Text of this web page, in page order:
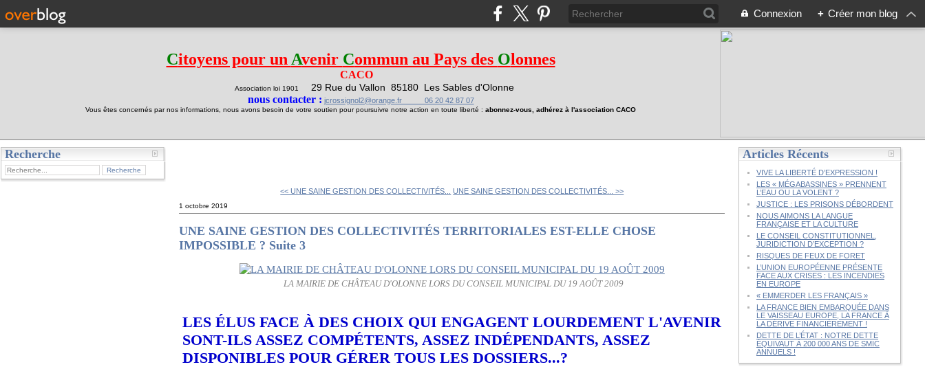
Connexion + Créer mon blog
Citoyens pour un Avenir Commun au Pays des Olonnes
CACO
Association loi 1901 29 Rue du Vallon 85180 Les Sables d'Olonne
nous contacter : jcrossignol2@orange.fr 06 20 42 87 07
Vous êtes concernés par nos informations, nous avons besoin de votre soutien pour poursuivre notre action en toute liberté : abonnez-vous, adhérez à l'association CACO
Recherche
<< UNE SAINE GESTION DES COLLECTIVITÉS... UNE SAINE GESTION DES COLLECTIVITÉS... >>
1 octobre 2019
UNE SAINE GESTION DES COLLECTIVITÉS TERRITORIALES EST-ELLE CHOSE
IMPOSSIBLE ? Suite 3
LA MAIRIE DE CHÂTEAU D'OLONNE LORS DU CONSEIL MUNICIPAL DU 19 AOÛT 2009
LES ÉLUS FACE À DES CHOIX QUI ENGAGENT LOURDEMENT L'AVENIR
SONT-ILS ASSEZ COMPÉTENTS, ASSEZ INDÉPENDANTS, ASSEZ
DISPONIBLES POUR GÉRER TOUS LES DOSSIERS...?
Articles Récents
VIVE LA LIBERTÉ D’EXPRESSION !
LES « MÉGABASSINES » PRENNENT
L’EAU OU LA VOLENT ?
JUSTICE : LES PRISONS DÉBORDENT
NOUS AIMONS LA LANGUE
FRANÇAISE ET LA CULTURE
LE CONSEIL CONSTITUTIONNEL,
JURIDICTION D’EXCEPTION ?
RISQUES DE FEUX DE FORET
L’UNION EUROPÉENNE PRÉSENTE
FACE AUX CRISES : LES INCENDIES
EN EUROPE
« EMMERDER LES FRANÇAIS »
LA FRANCE BIEN EMBARQUÉE DANS
LE VAISSEAU EUROPE, LA FRANCE À
LA DÉRIVE FINANCIÈREMENT !
DETTE DE L’ÉTAT : NOTRE DETTE
ÉQUIVAUT À 200 000 ANS DE SMIC
ANNUELS !